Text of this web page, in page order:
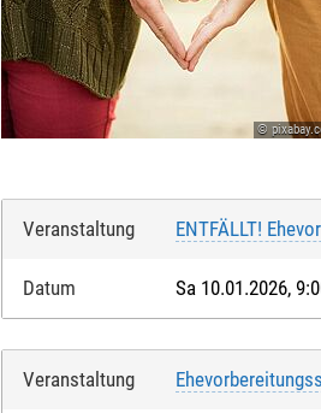
Ort*:
Beachten Sie hierzu evtl. das Feld
©
Veranstaltung ENTFÄLLT!
Datum Sa 10.01.2026,
Veranstaltung